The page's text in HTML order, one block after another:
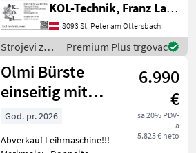
für präzises Arbeiten
zwischen Rebstöcken - Zwei
hydraulisch kippbare
Scheib
KOL-Technik, Franz Lampl-Küssner
8093 St. Peter am Ottersbach
Strojevi za
vinogradarstvo
/ Olmi
Premium Plus trgovac
Olmi Bürste
einseitig mit
Happy Plant
System
6.990
€
sa 20% PDV-
a
5.825 € neto
God. pr. 2026
Abverkauf Leihmaschine!!!